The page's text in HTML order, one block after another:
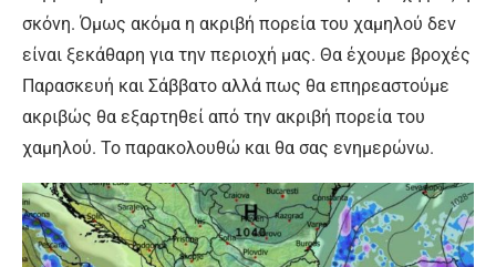
σκόνη. Όμως ακόμα η ακριβή πορεία του χαμηλού δεν
είναι ξεκάθαρη για την περιοχή μας. Θα έχουμε βροχές
Παρασκευή και Σάββατο αλλά πως θα επηρεαστούμε
ακριβώς θα εξαρτηθεί από την ακριβή πορεία του
χαμηλού. Το παρακολουθώ και θα σας ενημερώνω.